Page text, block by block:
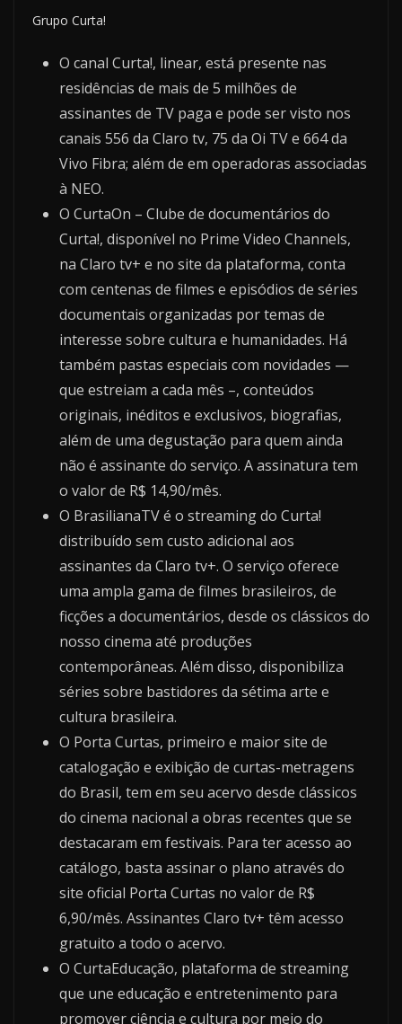
Grupo Curta!
O canal Curta!, linear, está presente nas
residências de mais de 5 milhões de
assinantes de TV paga e pode ser visto nos
canais 556 da Claro tv, 75 da Oi TV e 664 da
Vivo Fibra; além de em operadoras associadas
à NEO.
O CurtaOn – Clube de documentários do
Curta!, disponível no Prime Video Channels,
na Claro tv+ e no site da plataforma, conta
com centenas de filmes e episódios de séries
documentais organizadas por temas de
interesse sobre cultura e humanidades. Há
também pastas especiais com novidades —
que estreiam a cada mês –, conteúdos
originais, inéditos e exclusivos, biografias,
além de uma degustação para quem ainda
não é assinante do serviço. A assinatura tem
o valor de R$ 14,90/mês.
O BrasilianaTV é o streaming do Curta!
distribuído sem custo adicional aos
assinantes da Claro tv+. O serviço oferece
uma ampla gama de filmes brasileiros, de
ficções a documentários, desde os clássicos do
nosso cinema até produções
contemporâneas. Além disso, disponibiliza
séries sobre bastidores da sétima arte e
cultura brasileira.
O Porta Curtas, primeiro e maior site de
catalogação e exibição de curtas-metragens
do Brasil, tem em seu acervo desde clássicos
do cinema nacional a obras recentes que se
destacaram em festivais. Para ter acesso ao
catálogo, basta assinar o plano através do
site oficial Porta Curtas no valor de R$
6,90/mês. Assinantes Claro tv+ têm acesso
gratuito a todo o acervo.
O CurtaEducação, plataforma de streaming
que une educação e entretenimento para
promover ciência e cultura por meio do